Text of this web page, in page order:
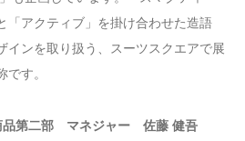
「アクティブ」を掛け合わせた造語
インを取り扱う、スーツスクエアで展
す。
品第二部 マネジャー 佐藤 健吾